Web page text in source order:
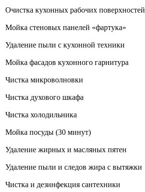
Очистка кухонных рабочих поверхностей
Мойка стеновых панелей «фартука»
Удаление пыли с кухонной техники
Мойка фасадов кухонного гарнитура
Чистка микроволновки
Чистка духового шкафа
Чистка холодильника
Мойка посуды (30 минут)
Удаление жирных и масляных пятен
Удаление пыли и следов жира с вытяжки
Чистка и дезинфекция сантехники